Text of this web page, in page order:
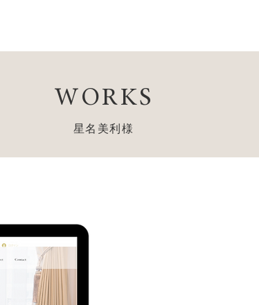
WORKS
星名美利様